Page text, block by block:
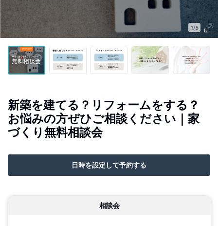
1/5
新築を建てる？リフォームをする？
お悩みの方ぜひご相談ください｜家
づくり無料相談会
日時を設定して予約する
相談会